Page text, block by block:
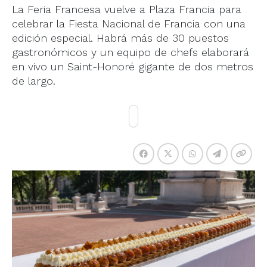
La Feria Francesa vuelve a Plaza Francia para
celebrar la Fiesta Nacional de Francia con una
edición especial. Habrá más de 30 puestos
gastronómicos y un equipo de chefs elaborará
en vivo un Saint-Honoré gigante de dos metros
de largo.